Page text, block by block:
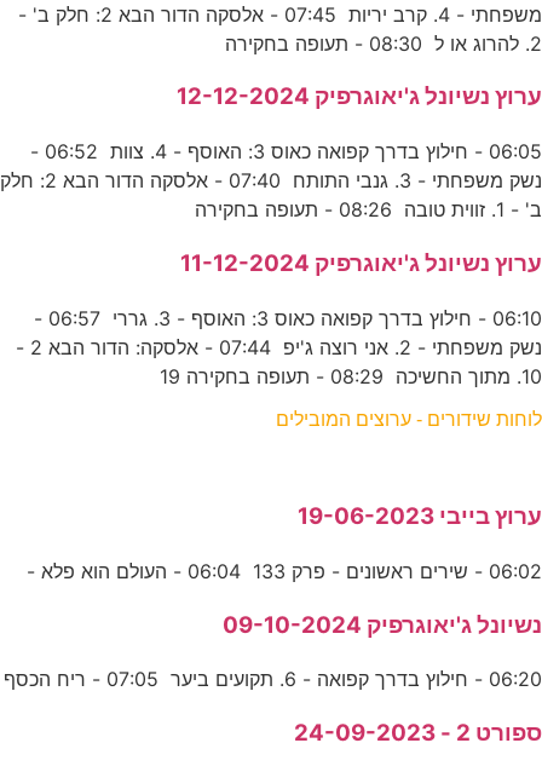
משפחתי - 4. קרב יריות 07:45 - אלסקה הדור הבא 2: חלק ב' -
2. להרוג או ל 08:30 - תעופה בחקירה
ערוץ נשיונל ג'יאוגרפיק 12-12-2024
06:05 - חילוץ בדרך קפואה כאוס 3: האוסף - 4. צוות 06:52 -
נשק משפחתי - 3. גנבי התותח 07:40 - אלסקה הדור הבא 2: חלק
ב' - 1. זווית טובה 08:26 - תעופה בחקירה
ערוץ נשיונל ג'יאוגרפיק 11-12-2024
06:10 - חילוץ בדרך קפואה כאוס 3: האוסף - 3. גררי 06:57 -
נשק משפחתי - 2. אני רוצה ג'יפ 07:44 - אלסקה: הדור הבא 2 -
10. מתוך החשיכה 08:29 - תעופה בחקירה 19
לוחות שידורים - ערוצים המובילים
ערוץ בייבי 19-06-2023
06:02 - שירים ראשונים - פרק 133 06:04 - העולם הוא פלא -
נשיונל ג'יאוגרפיק 09-10-2024
06:20 - חילוץ בדרך קפואה - 6. תקועים ביער 07:05 - ריח הכסף
ספורט 2 - 24-09-2023